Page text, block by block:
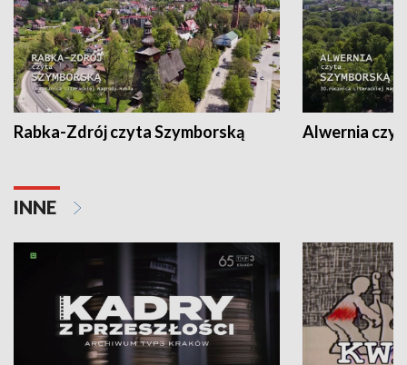
Rabka-Zdrój czyta Szymborską Alwernia
INNE